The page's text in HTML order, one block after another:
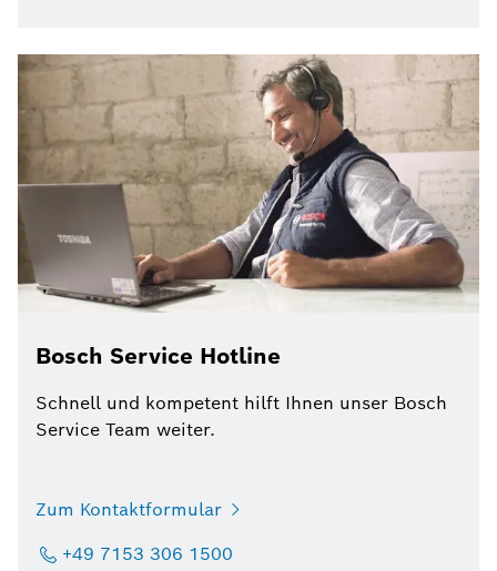
Bosch Service Hotline
Schnell und kompetent hilft Ihnen unser Bosch
Service Team weiter.
Zum Kontaktformular
+49 7153 306 1500